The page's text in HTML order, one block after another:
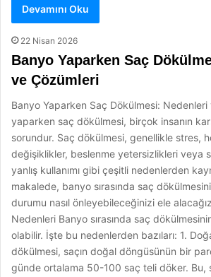
Devamını Oku
22 Nisan 2026
Banyo Yaparken Saç
ve Çözümleri
Banyo Yaparken Saç Dökülmesi:
yaparken saç dökülmesi, birçok insanın
sorundur. Saç dökülmesi, genellikle stres,
değişiklikler, beslenme yetersizlikleri veya
yanlış kullanımı gibi çeşitli nedenlerden
makalede, banyo sırasında saç
durumu nasıl önleyebileceğinizi ele
Nedenleri Banyo sırasında saç
olabilir. İşte bu nedenlerden bazıları: 1.
dökülmesi, saçın doğal döngüsünün bir
günde ortalama 50-100 saç teli döker. Bu,